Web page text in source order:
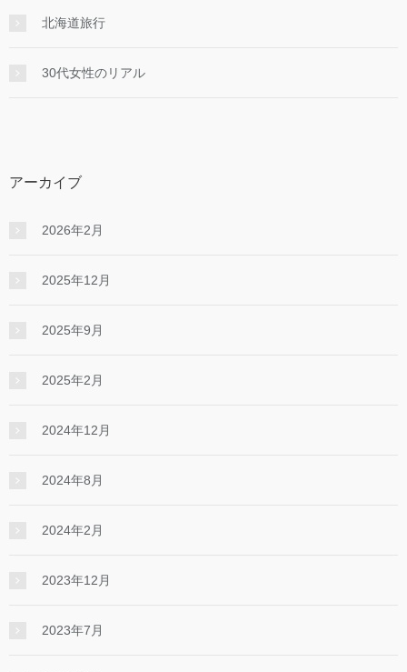
北海道旅行
30代女性のリアル
アーカイブ
2026年2月
2025年12月
2025年9月
2025年2月
2024年12月
2024年8月
2024年2月
2023年12月
2023年7月